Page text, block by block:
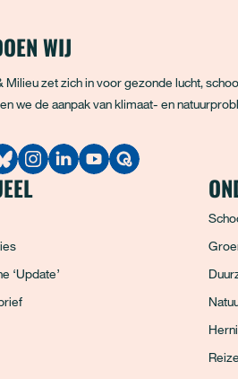
WIJ
Milieu zet zich in voor gezonde lucht,
we de aanpak van klimaat- en
Quodari
‘Update’